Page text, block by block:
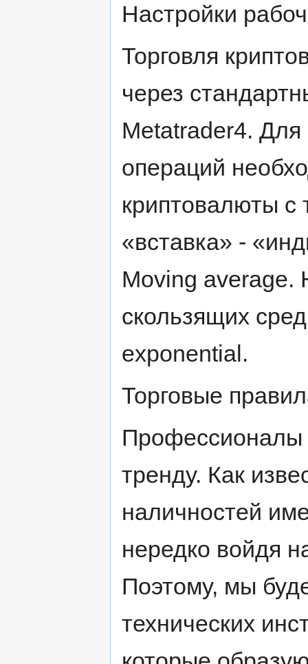
Настройки
Торговля
через
Metatrader4. Для
операций
криптовалюты
«вставка» -
Moving average.
скользящих
exponential.
Торговые
Профессионалы
тренду. Как
наличностей
нередко войдя
Поэтому, мы
технических